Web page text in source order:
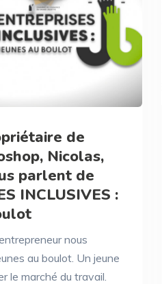
de
Nicolas,
parlent de
INCLUSIVES :
nous
au boulot. Un jeune
le marché du travail.